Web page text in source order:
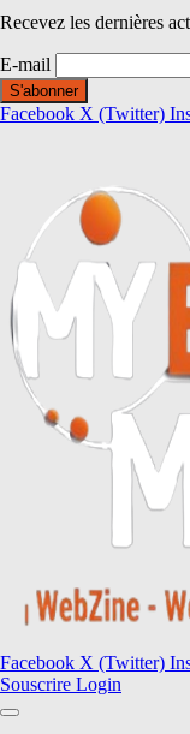
Recevez les dernières
E-mail
Facebook X (Twitter)
Facebook X (Twitter)
Souscrire Login